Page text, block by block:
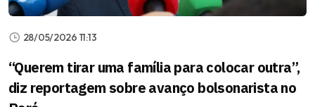
28/05/2026 11:13
“Querem tirar uma família para colocar outra”,
diz reportagem sobre avanço bolsonarista no